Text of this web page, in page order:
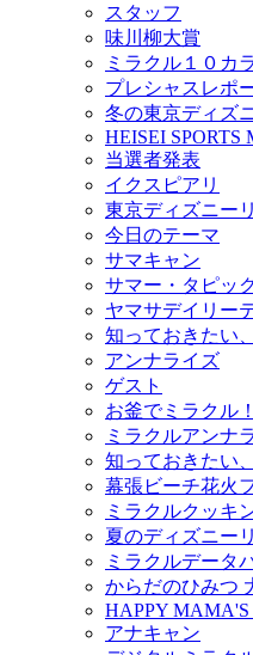
スタッフ
味川柳大賞
ミラクル１０カ
プレシャスレポ
冬の東京ディズ
HEISEI SPORTS
当選者発表
イクスピアリ
東京ディズニー
今日のテーマ
サマキャン
サマー・タピッ
ヤマサデイリー
知っておきたい
アンナライズ
ゲスト
お釜でミラクル
ミラクルアンナ
知っておきたい
幕張ビーチ花火
ミラクルクッキ
夏のディズニー
ミラクルデータ
からだのひみつ
HAPPY MAMA'S
アナキャン